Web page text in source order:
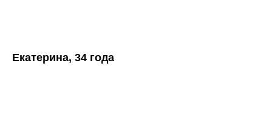
Екатерина, 34 года